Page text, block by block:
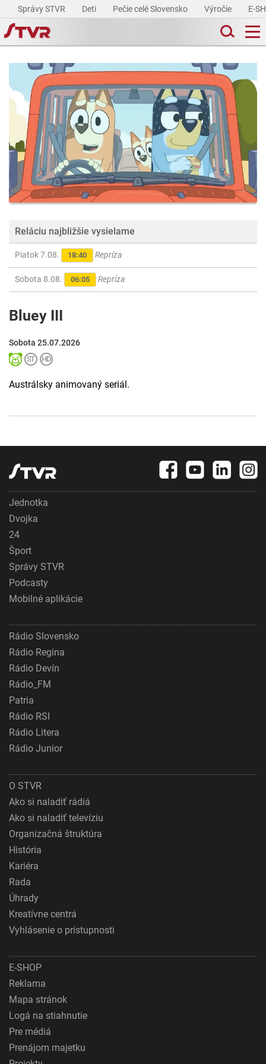
Správy STVR Deti Pečie celé Slovensko Výročie E-
Reláciu najbližšie vysielame
Piatok 7.08. 18:40 Repríza
Sobota 8.08. 06:05 Repríza
Bluey III
Sobota 25.07.2026
Austrálsky animovaný seriál.
Jednotka
Dvojka
24
Šport
Správy STVR
Podcasty
Mobilné aplikácie
Rádio Slovensko
Rádio Regina
Rádio Devín
Rádio_FM
Patria
Rádio RSI
Rádio Litera
Rádio Junior
O STVR
Ako si naladiť rádiá
Ako si naladiť televíziu
Organizačná štruktúra
História
Kariéra
Rada
Úhrady
Kreatívne centrá
Vyhlásenie o prístupnosti
E-SHOP
Reklama
Mapa stránok
Logá na stiahnutie
Pre médiá
Prenájom majetku